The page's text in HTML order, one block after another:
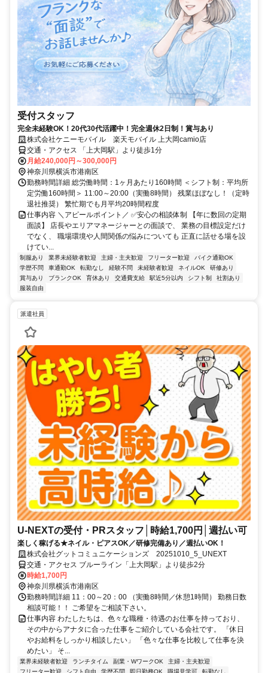
受付スタッフ
完全未経験OK！20代30代活躍中！完全週休2日制！賞与あり
株式会社ケニーモバイル 楽天モバイル 上大岡camio店
交通・アクセス 「上大岡駅」より徒歩1分
月給240,000円～300,000円
神奈川県横浜市港南区
勤務時間詳細 総労働時間：1ヶ月あたり160時間 ＜シフト制：平均所
定労働160時間＞ 11:00～20:00（実働8時間） 残業ほぼなし！（定時
退社推奨） 繁忙期でも月平均20時間程度
仕事内容 ＼アピールポイント／ ✅安心の相談体制 【年に数回の定期
面談】 店長やエリアマネージャーとの面談で、 業務の目標設定だけ
でなく、 職場環境や人間関係の悩みについても 正直に話せる場を設
けてい...
制服あり 業界未経験者歓迎 主婦・主夫歓迎 フリーター歓迎
バイク通勤OK
学歴不問
車通勤OK 転勤なし 経験不問 未経験者歓迎 ネイルOK
研修あり
賞与あり
ブランクOK 育休あり 交通費支給 駅近5分以内 シフト制
社割あり
服装自由
派遣社員
U-NEXTの受付・PRスタッフ│時給1,700円│週払い可
楽しく稼げる★ネイル・ピアスOK／研修完備あり／週払いOK！
株式会社グットコミュニケーションズ 20251010_5_UNEXT
交通・アクセス ブルーライン「上大岡駅」より徒歩2分
時給1,700円
神奈川県横浜市港南区
勤務時間詳細 11：00～20：00 （実働8時間／休憩1時間） 勤務日数
相談可能！！ ご希望をご相談下さい。
仕事内容 わたしたちは、色々な職種・待遇のお仕事を持っており、
その中からアナタに合った仕事をご紹介している会社です。 「休日
やお給料をしっかり相談したい」 「色々な仕事を比較して仕事を決
めたい」 そ...
業界未経験者歓迎 ランチタイム 副業・WワークOK
主婦・主夫歓迎
フリーター歓迎
シフト自由 学歴不問 即日勤務OK 職場見学可
転勤なし